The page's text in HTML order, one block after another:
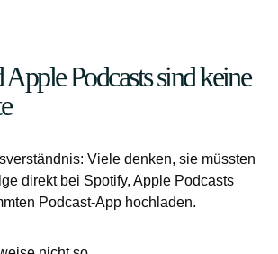
Podcasts sind keine
Viele denken, sie müssten
direkt bei Spotify, Apple Podcasts
Podcast-App hochladen.